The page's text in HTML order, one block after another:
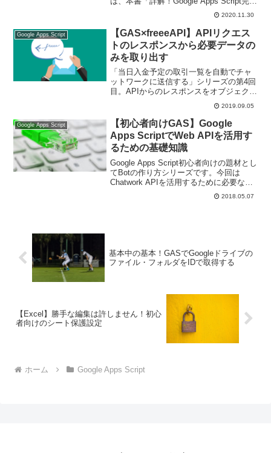
入門[第2版]」のあとがきを全文掲載いた
2020.11.30
Google Apps Script
【GAS×freeeAPI】APIリクエス
トのレスポンスから必要データの
みを取り出す
「当日入金予定の取引一覧を自動でチャ
ットワークに送信する」シリーズの第4回
目。APIからのレスポンスをオブジェクト
に変換して、配列が入れ子になった複雑
な構造のオブジェクトから必要データの
みを取得する方法を紹介しています。
2019.09.05
Google Apps Script
【初心者向けGAS】Google
Apps ScriptでWeb APIを活用す
るための基礎知識
Google Apps Script初心者向けの題材とし
てBotの作り方シリーズです。今回は
Chatwork APIを活用するために必要な知
識として、Web API、HTTP通信、
UrlFetchサービスについてです。
2018.05.07
基本中の基本！GASでGoogleドライブの
ファイル・フォルダをIDで取得する
【Excel】勝手な編集は許しません！初心
者向けのシート保護設定
ホーム Google Apps Script